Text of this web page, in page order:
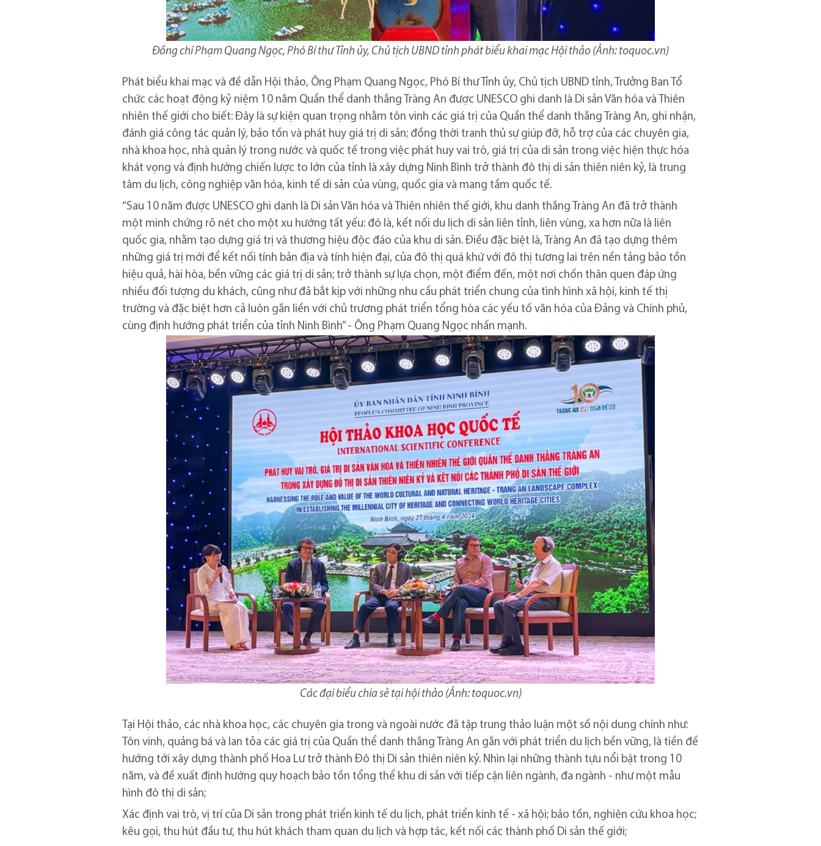
Đồng chí Phạm Quang Ngọc, Phó Bí thư Tỉnh ủy, Chủ tịch UBND tỉnh phát biểu khai mạc Hội thảo (Ảnh: toquoc.vn)
Phát biểu khai mạc và đề dẫn Hội thảo, Ông Phạm Quang Ngọc, Phó Bí thư Tỉnh ủy, Chủ tịch UBND tỉnh, Trưởng Ban Tổ
chức các hoạt động kỷ niệm 10 năm Quần thể danh thắng Tràng An được UNESCO ghi danh là Di sản Văn hóa và Thiên
nhiên thế giới cho biết: Đây là sự kiện quan trọng nhằm tôn vinh các giá trị của Quần thể danh thắng Tràng An, ghi nhận,
đánh giá công tác quản lý, bảo tồn và phát huy giá trị di sản; đồng thời tranh thủ sự giúp đỡ, hỗ trợ của các chuyên gia,
nhà khoa học, nhà quản lý trong nước và quốc tế trong việc phát huy vai trò, giá trị của di sản trong việc hiện thực hóa
khát vọng và định hướng chiến lược to lớn của tỉnh là xây dựng Ninh Bình trở thành đô thị di sản thiên niên kỷ, là trung
tâm du lịch, công nghiệp văn hóa, kinh tế di sản của vùng, quốc gia và mang tầm quốc tế.
“Sau 10 năm được UNESCO ghi danh là Di sản Văn hóa và Thiên nhiên thế giới, khu danh thắng Tràng An đã trở thành
một minh chứng rõ nét cho một xu hướng tất yếu: đó là, kết nối du lịch di sản liên tỉnh, liên vùng, xa hơn nữa là liên
quốc gia, nhằm tạo dựng giá trị và thương hiệu độc đáo của khu di sản. Điều đặc biệt là, Tràng An đã tạo dựng thêm
những giá trị mới để kết nối tính bản địa và tính hiện đại, của đô thị quá khứ với đô thị tương lai trên nền tảng bảo tồn
hiệu quả, hài hòa, bền vững các giá trị di sản; trở thành sự lựa chọn, một điểm đến, một nơi chốn thân quen đáp ứng
nhiều đối tượng du khách, cũng như đã bắt kịp với những nhu cầu phát triển chung của tình hình xã hội, kinh tế thị
trường và đặc biệt hơn cả luôn gắn liền với chủ trương phát triển tổng hòa các yếu tố văn hóa của Đảng và Chính phủ,
cùng định hướng phát triển của tỉnh Ninh Bình” - Ông Phạm Quang Ngọc nhấn mạnh.
Các đại biểu chia sẻ tại hội thảo (Ảnh: toquoc.vn)
Tại Hội thảo, các nhà khoa học, các chuyên gia trong và ngoài nước đã tập trung thảo luận một số nội dung chính như:
Tôn vinh, quảng bá và lan tỏa các giá trị của Quần thể danh thắng Tràng An gắn với phát triển du lịch bền vững, là tiền đề
hướng tới xây dựng thành phố Hoa Lư trở thành Đô thị Di sản thiên niên kỷ. Nhìn lại những thành tựu nổi bật trong 10
năm, và đề xuất định hướng quy hoạch bảo tồn tổng thể khu di sản với tiếp cận liên ngành, đa ngành - như một mẫu
hình đô thị di sản;
Xác định vai trò, vị trí của Di sản trong phát triển kinh tế du lịch, phát triển kinh tế - xã hội; bảo tồn, nghiên cứu khoa học;
kêu gọi, thu hút đầu tư, thu hút khách tham quan du lịch và hợp tác, kết nối các thành phố Di sản thế giới;